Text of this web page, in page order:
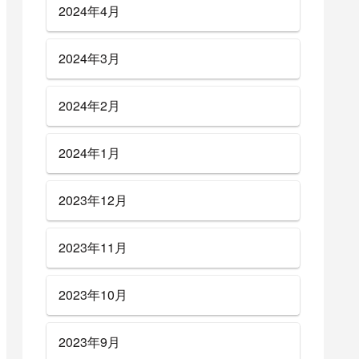
2024年4月
2024年3月
2024年2月
2024年1月
2023年12月
2023年11月
2023年10月
2023年9月